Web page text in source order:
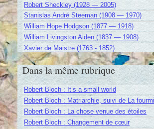
Robert Sheckley (1928 — 2005)
Stanislas André Steeman (1908 — 1970)
William Hope Hodgson (1877 — 1918)
William Livingston Alden (1837 — 1908)
Xavier de Maistre (1763 - 1852)
Dans la même rubrique
Robert Bloch : It’s a small world
Robert Bloch : Matriarchie, suivi de La
Robert Bloch : La chose venue des étoiles
Robert Bloch : Changement de cœur